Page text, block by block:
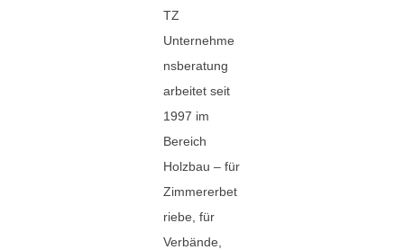
TZ
Unternehme
nsberatung
arbeitet seit
1997 im
Bereich
Holzbau – für
Zimmererbet
riebe, für
Verbände,